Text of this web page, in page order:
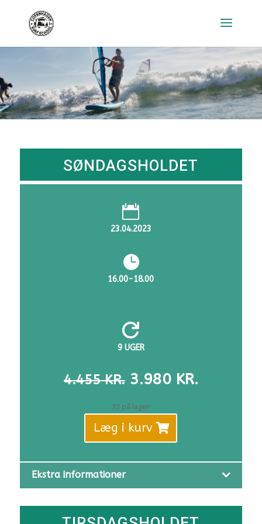
SØNDAGSHOLDET

23.04.2023

16.00-18.00

9 UGER
4.455KR. DEN
PRIS
VAR:
4.455 KR..
3.980 KR.DEN
32 på lager
Læg i kurv
Ekstra informationer